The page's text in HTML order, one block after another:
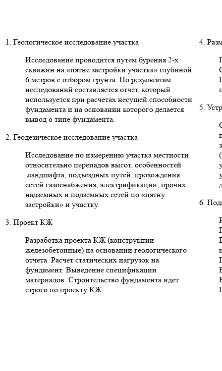
1. Геологическое исследование участка
Исследование проводится путем бурения 2-х
скважин на «пятне застройки участка» глубиной
6 метров с отбором грунта. По результатам
исследований составляется отчет, который
используется при расчетах несущей способности
фундамента и на основании которого делается
вывод о типе фундамента.
2. Геодезическое исследование участка
Исследование по измерению участка местности
относительно перепадов высот, особенностей
ландшафта, подъездных путей, прохождения
сетей газоснабжения, электрификации, прочих
надземных и подземных сетей по «пятну
застройки» и участку.
3. Проект КЖ
Разработка проекта КЖ (конструкции
железобетонные) на основании геологического
отчета. Расчет статических нагрузок на
фундамент. Выведение спецификации
материалов. Строительство фундамента идет
строго по проекту КЖ.
4.
5.
6.